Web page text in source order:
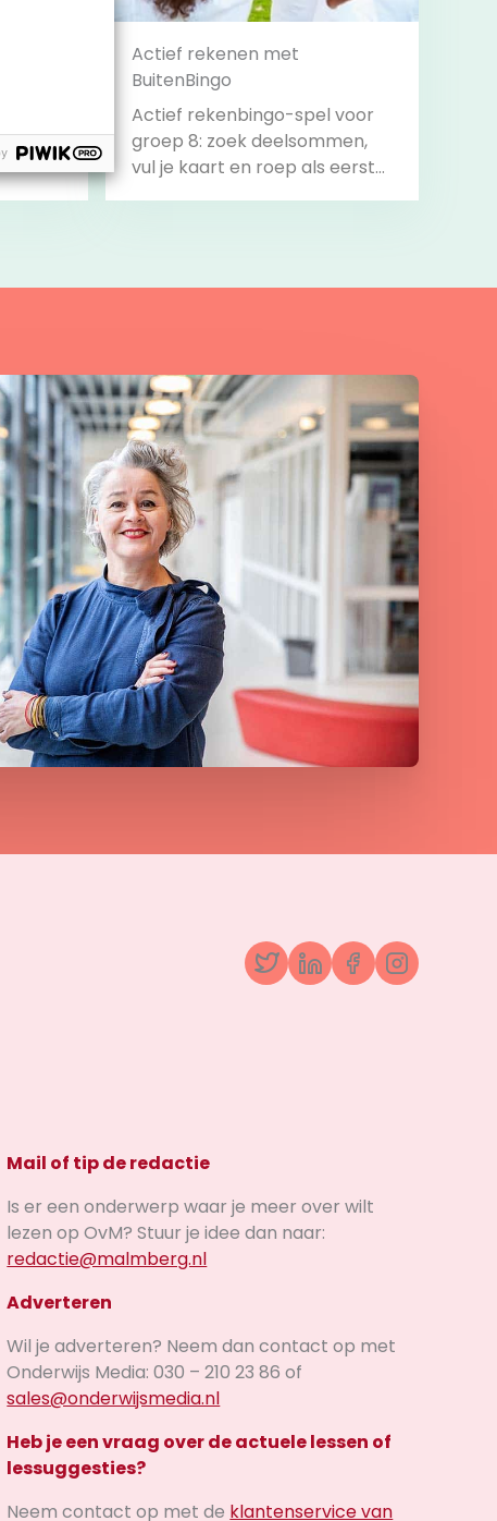
Actief rekenen met
BuitenBingo
Actief rekenbingo-spel voor
groep 8: zoek deelsommen,
vul je kaart en roep als eerste
TwitterLinkedInFacebook
Mail of tip de redactie
Is er een onderwerp waar je meer over wilt
lezen op OvM? Stuur je idee dan naar:
redactie@malmberg.nl
Adverteren
Wil je adverteren? Neem dan contact op met
Onderwijs Media: 030 – 210 23 86 of
sales@onderwijsmedia.nl
Heb je een vraag over de actuele lessen of
lessuggesties?
Neem contact op met de klantenservice van